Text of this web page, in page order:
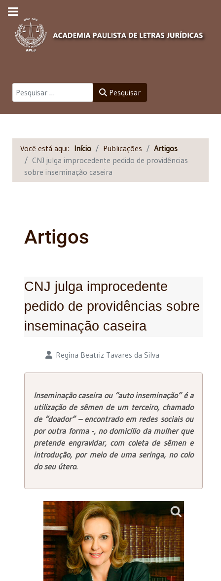
Pesquisar Pesquisar
Você está aqui: Início Publicações
Artigos
CNJ julga improcedente pedido de providências
sobre inseminação caseira
Artigos
CNJ julga improcedente
pedido de providências sobre
inseminação caseira
Detalhes Regina Beatriz Tavares da Silva
Inseminação caseira ou “auto inseminação” é a
utilização de sêmen de um terceiro, chamado
de “doador” – encontrado em redes sociais ou
por outra forma -, no domicílio da mulher que
pretende engravidar, com coleta de sêmen e
introdução, por meio de uma seringa, no colo
do seu útero.